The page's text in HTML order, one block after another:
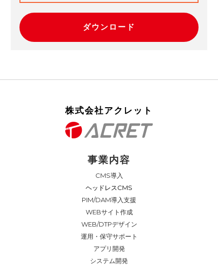
ダウンロード
株式会社アクレット
事業内容
CMS導入
ヘッドレスCMS
PIM/DAM導入支援
WEBサイト作成
WEB/DTPデザイン
運用・保守サポート
アプリ開発
システム開発